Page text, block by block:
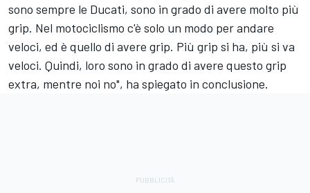
sono sempre le Ducati, sono in grado di avere molto più
grip. Nel motociclismo c'è solo un modo per andare
veloci, ed è quello di avere grip. Più grip si ha, più si va
veloci. Quindi, loro sono in grado di avere questo grip
extra, mentre noi no", ha spiegato in conclusione.